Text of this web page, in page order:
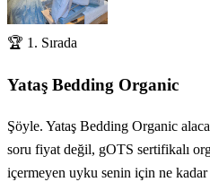
🏆 1. Sırada
Yataş Bedding Organic
Şöyle. Yataş Bedding Organic
soru fiyat değil, gOTS sertifikalı
içermeyen uyku senin için ne